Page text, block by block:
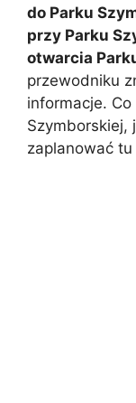
do Parku
przy Parku
otwarcia
przewodniku
informacje.
Szymborskiej,
zaplanować